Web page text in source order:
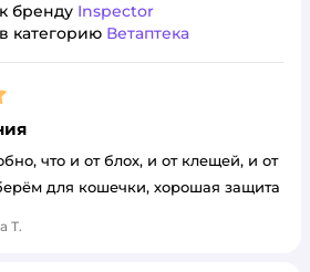
бренду Inspector
категорию Ветаптека
что и от блох, и от клещей, и от
для кошечки, хорошая защита
Т.